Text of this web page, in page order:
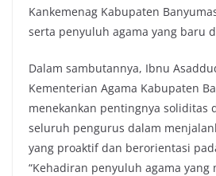
Kankemenag Kabupaten
serta penyuluh agama yang baru
Dalam sambutannya, Ibnu
Kementerian Agama Kabupaten
menekankan pentingnya soliditas
seluruh pengurus dalam
yang proaktif dan berorientasi
“Kehadiran penyuluh agama yang